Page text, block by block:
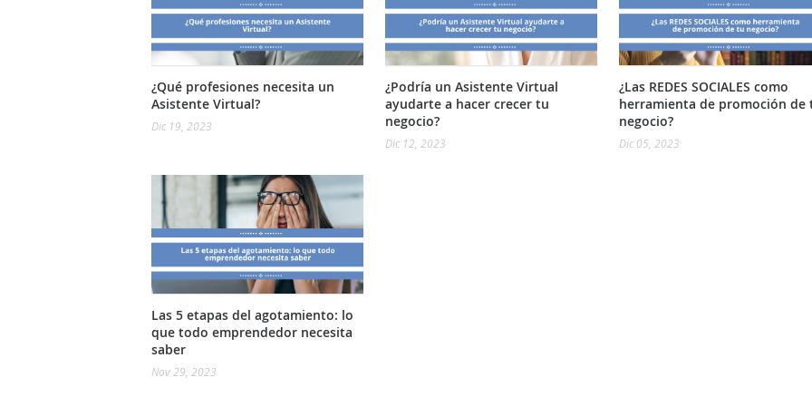
¿Qué profesiones necesita un
Asistente Virtual?
Dic 19, 2023
¿Podría un Asistente Virtual
ayudarte a hacer crecer tu
negocio?
Dic 12, 2023
¿Las REDES SOCIALES como
herramienta de promoción de
negocio?
Dic 05, 2023
Las 5 etapas del agotamiento: lo
que todo emprendedor necesita
saber
Nov 29, 2023